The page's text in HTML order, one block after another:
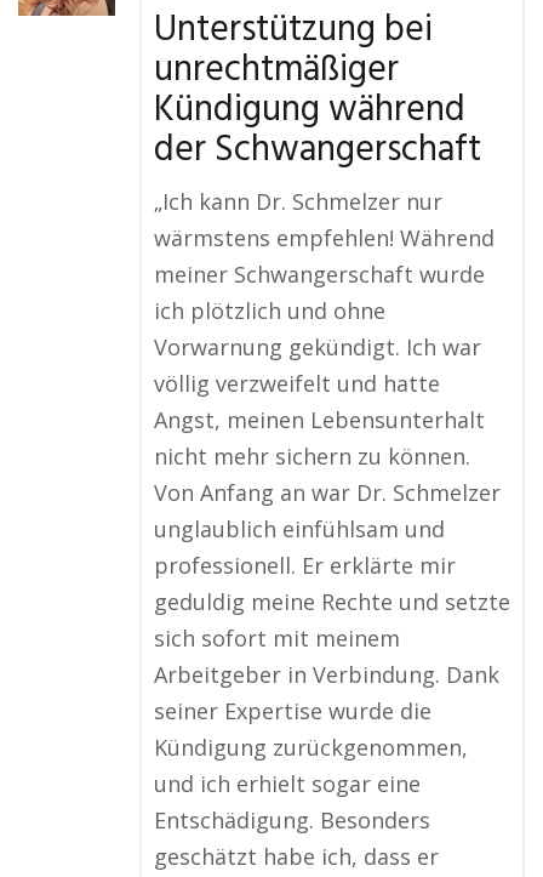
Unterstützung bei
unrechtmäßiger
Kündigung während
der Schwangerschaft
„Ich kann Dr. Schmelzer nur
wärmstens empfehlen! Während
meiner Schwangerschaft wurde
ich plötzlich und ohne
Vorwarnung gekündigt. Ich war
völlig verzweifelt und hatte
Angst, meinen Lebensunterhalt
nicht mehr sichern zu können.
Von Anfang an war Dr. Schmelzer
unglaublich einfühlsam und
professionell. Er erklärte mir
geduldig meine Rechte und setzte
sich sofort mit meinem
Arbeitgeber in Verbindung. Dank
seiner Expertise wurde die
Kündigung zurückgenommen,
und ich erhielt sogar eine
Entschädigung. Besonders
geschätzt habe ich, dass er